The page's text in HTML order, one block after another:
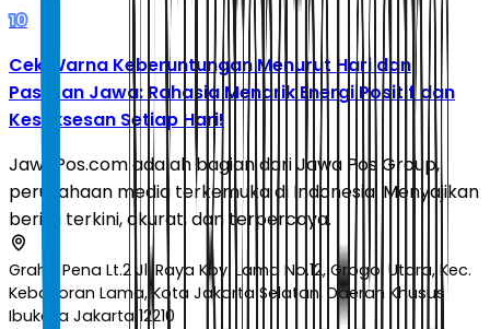
10
Cek Warna Keberuntungan Menurut Hari dan
Pasaran Jawa: Rahasia Menarik Energi Positif dan
Kesuksesan Setiap Hari!
JawaPos.com adalah bagian dari Jawa Pos Group,
perusahaan media terkemuka di Indonesia. Menyajikan
berita terkini, akurat, dan terpercaya.
Graha Pena Lt.2 Jl. Raya Kby. Lama No.12, Grogol Utara, Kec.
Kebayoran Lama, Kota Jakarta Selatan, Daerah Khusus
Ibukota Jakarta 12210